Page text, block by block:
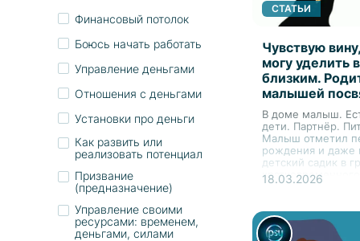
Финансовый потолок
Боюсь начать работать
Управление деньгами
Отношения с деньгами
Установки про деньги
Как развить или
реализовать потенциал
Призвание
(предназначение)
Управление своими
ресурсами: временем,
деньгами, силами
СТАТЬИ
Чувствую
могу уделить
близким.
малышей
В доме малыш.
дети. Партнёр.
Малыш отметил
рождения и даже
детский садик в
кратковременного
пребывания на
Болеет иногда и
Вернулась работа,
18.03.2026